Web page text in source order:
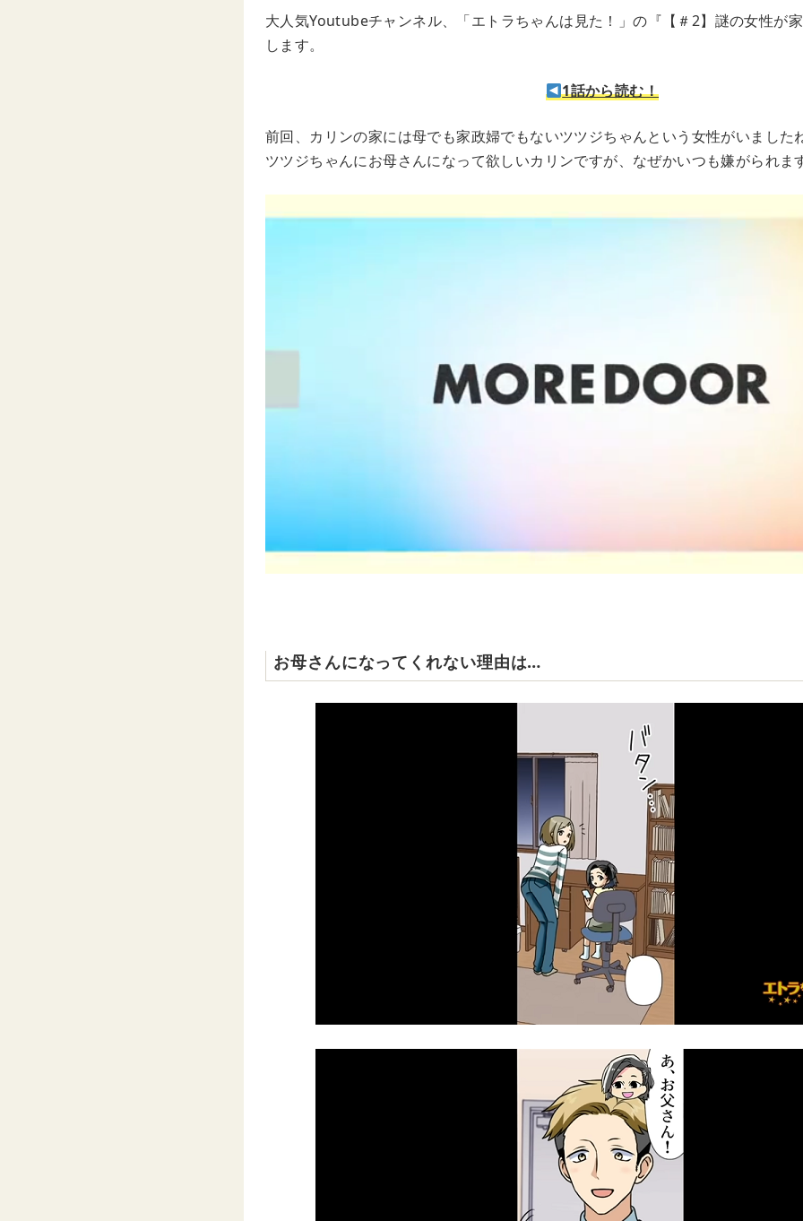
大人気Youtubeチャンネル、「エトラちゃんは見た！」の『【＃2】謎の女性が
します。
1話から読む！
前回、カリンの家には母でも家政婦でもないツツジちゃんという女性がいました
ツツジちゃんにお母さんになって欲しいカリンですが、なぜかいつも嫌がられま
お母さんになってくれない理由は…